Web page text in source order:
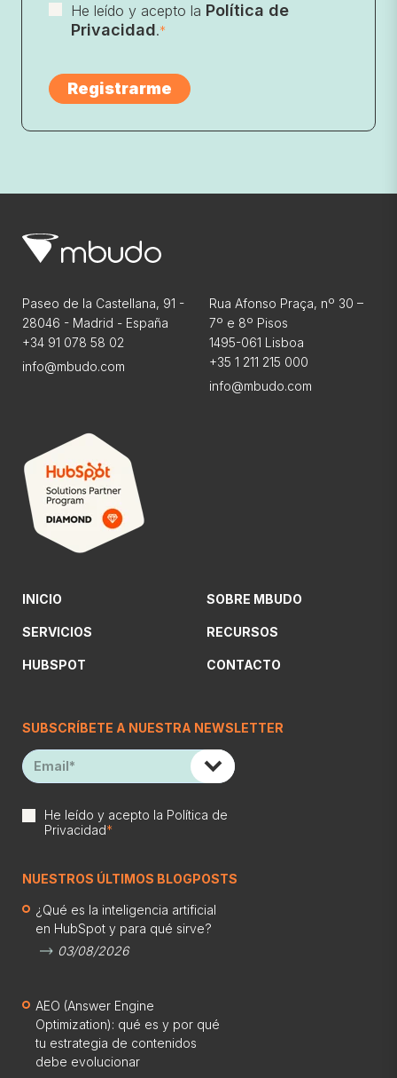
He leído y acepto la Política de
Privacidad.*
Paseo de la Castellana, 91 -
28046 - Madrid - España
+34 91 078 58 02
info@mbudo.com
Rua Afonso Praça, nº 30 –
7º e 8º Pisos
1495-061 Lisboa
+35 1 211 215 000
info@mbudo.com
INICIO
SERVICIOS
HUBSPOT
SOBRE MBUDO
RECURSOS
CONTACTO
SUBSCRÍBETE A NUESTRA NEWSLETTER
He leído y acepto la Política de
Privacidad*
NUESTROS ÚLTIMOS BLOGPOSTS
¿Qué es la inteligencia artificial
en HubSpot y para qué sirve?
03/08/2026
AEO (Answer Engine
Optimization): qué es y por qué
tu estrategia de contenidos
debe evolucionar